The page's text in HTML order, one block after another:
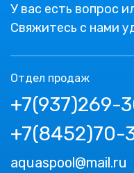
У вас есть вопрос
Свяжитесь с нами
Отдел продаж
+7(937)269-
+7(8452)70-
aquaspool@mail.ru